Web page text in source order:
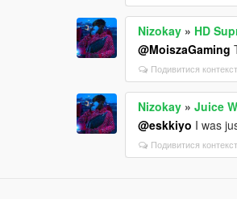
Nizokay » HD
@MoiszaGaming
Подивитися контекст
Nizokay »Juice
@eskkiyo I was
Подивитися контекст